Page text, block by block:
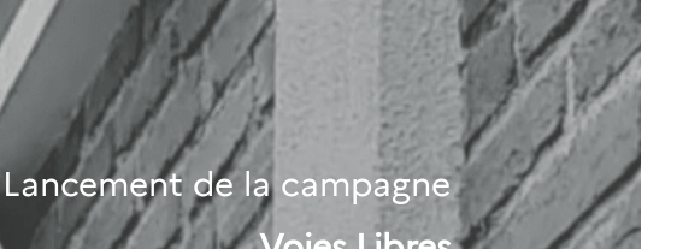
Lancement de la campagne